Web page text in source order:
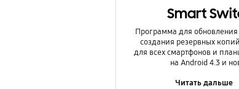
Smart
Программа для
создания резервных
для всех смартфонов и
на Android 4.3 и
Читать дальше